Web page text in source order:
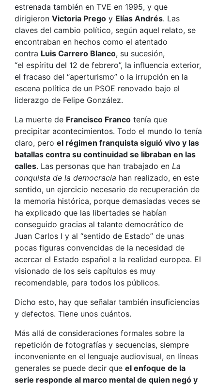
estrenada también en TVE en 1995, y que
dirigieron Victoria Prego y Elías Andrés. Las
claves del cambio político, según aquel relato, se
encontraban en hechos como el atentado
contra Luis Carrero Blanco, su sucesión,
“el espíritu del 12 de febrero”, la influencia exterior,
el fracaso del “aperturismo” o la irrupción en la
escena política de un PSOE renovado bajo el
liderazgo de Felipe González.
La muerte de Francisco Franco tenía que
precipitar acontecimientos. Todo el mundo lo tenía
claro, pero el régimen franquista siguió vivo y las
batallas contra su continuidad se libraban en las
calles. Las personas que han trabajado en La
conquista de la democracia han realizado, en este
sentido, un ejercicio necesario de recuperación de
la memoria histórica, porque demasiadas veces se
ha explicado que las libertades se habían
conseguido gracias al talante democrático de
Juan Carlos I y al “sentido de Estado” de unas
pocas figuras convencidas de la necesidad de
acercar el Estado español a la realidad europea. El
visionado de los seis capítulos es muy
recomendable, para todos los públicos.
Dicho esto, hay que señalar también insuficiencias
y defectos. Tiene unos cuántos.
Más allá de consideraciones formales sobre la
repetición de fotografías y secuencias, siempre
inconveniente en el lenguaje audiovisual, en líneas
generales se puede decir que el enfoque de la
serie responde al marco mental de quien negó y